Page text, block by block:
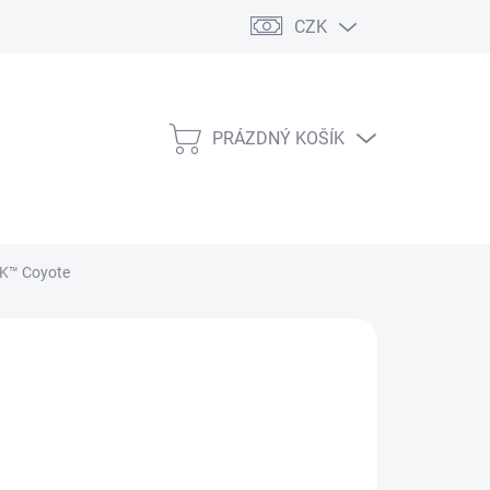
CZK
NÁKUPNÍ
PRÁZDNÝ KOŠÍK
Coyote